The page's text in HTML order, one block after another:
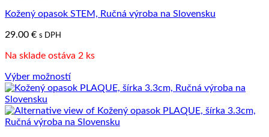
variantov.
si
vybrať
na
stránke
produktu.
Kožený opasok STEM, Ručná výroba na Slovensku
29.00 € s DPH
Na sklade ostáva 2 ks
Výber možností
Tento
produkt
má
viacero